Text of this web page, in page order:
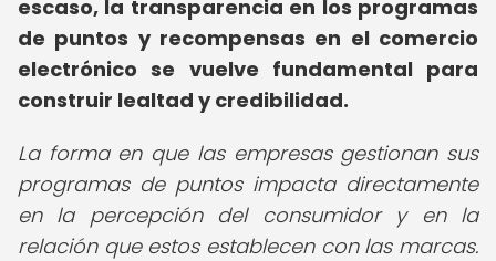
escaso, la transparencia en los programas
de puntos y recompensas en el comercio
electrónico se vuelve fundamental para
construir lealtad y credibilidad.
La forma en que las empresas gestionan sus
programas de puntos impacta directamente
en la percepción del consumidor y en la
relación que estos establecen con las marcas.